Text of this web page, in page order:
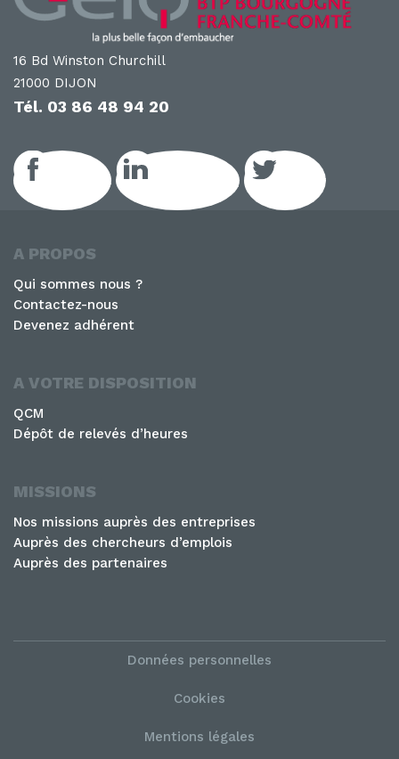
16 Bd Winston Churchill
21000 DIJON
Tél. 03 86 48 94 20
Facebook LinkedIn GEIQ Twitter
A PROPOS
Qui sommes nous ?
Contactez-nous
Devenez adhérent
A VOTRE DISPOSITION
QCM
Dépôt de relevés d’heures
MISSIONS
Nos missions auprès des entreprises
Auprès des chercheurs d’emplois
Auprès des partenaires
Données personnelles
Cookies
Mentions légales